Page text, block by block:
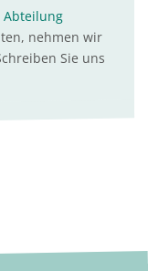
Abteilung
nehmen wir
Sie uns